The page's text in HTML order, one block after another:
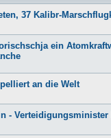
37 Kalibr-
ein
an die Welt
- Verteidigungsminister